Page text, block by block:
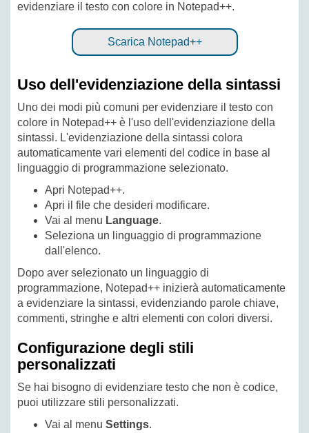
evidenziare il testo con colore in Notepad++.
Scarica Notepad++
Uso dell'evidenziazione della sintassi
Uno dei modi più comuni per evidenziare il testo con
colore in Notepad++ è l'uso dell'evidenziazione della
sintassi. L'evidenziazione della sintassi colora
automaticamente vari elementi del codice in base al
linguaggio di programmazione selezionato.
Apri Notepad++.
Apri il file che desideri modificare.
Vai al menu Language.
Seleziona un linguaggio di programmazione
dall'elenco.
Dopo aver selezionato un linguaggio di
programmazione, Notepad++ inizierà automaticamente
a evidenziare la sintassi, evidenziando parole chiave,
commenti, stringhe e altri elementi con colori diversi.
Configurazione degli stili
personalizzati
Se hai bisogno di evidenziare testo che non è codice,
puoi utilizzare stili personalizzati.
Vai al menu Settings.